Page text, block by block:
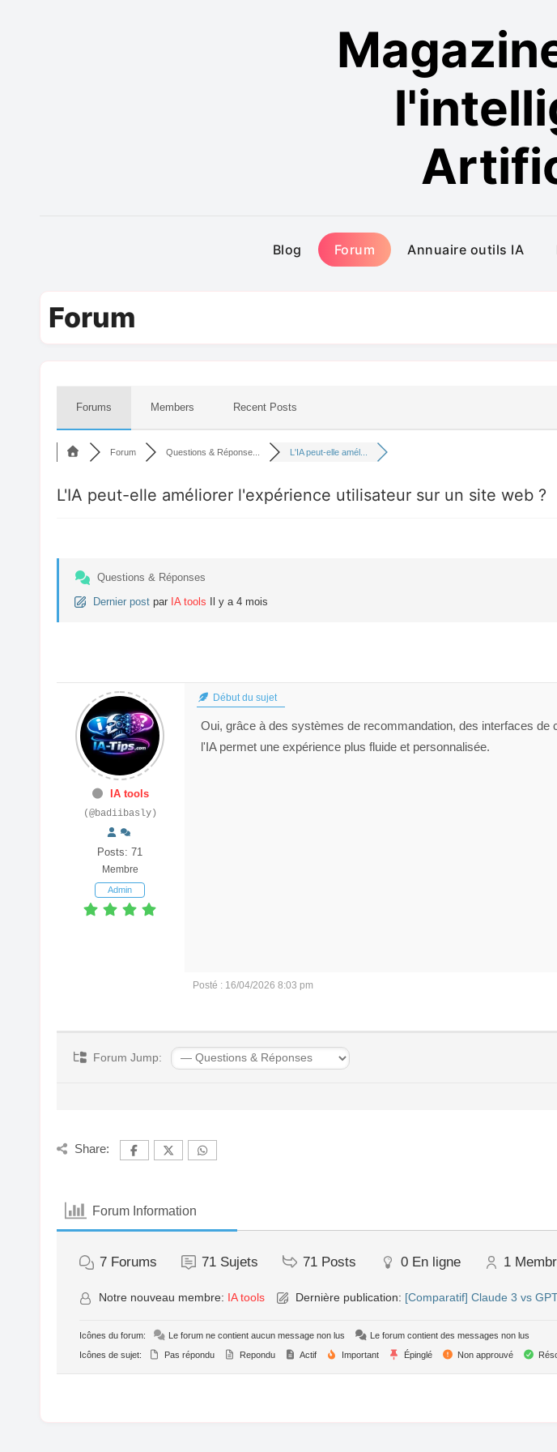
Blog Forum Annuaire outils IA
Forum
Forums Members Recent Posts
Forum Questions & Réponse... L'IA peut-elle amél...
L'IA peut-elle améliorer l'expérience utilisateur sur un site web ?
Questions & Réponses
Dernier post par IA tools Il y a 4 mois
IA tools
(@badiibasly)
Posts: 71
Membre
Admin
Début du sujet
Oui, grâce à des systèmes de recommandation, des interfaces
l'IA permet une expérience plus fluide et personnalisée.
Posté : 16/04/2026 8:03 pm
Forum Jump:
Share:
Forum Information
7 Forums 71 Sujets 71 Posts 0 En ligne 1
Notre nouveau membre: IA tools Dernière publication: [Comparatif] Claude 3 vs
Icônes du forum: Le forum ne contient aucun message non lus
Le forum contient des messages non lus
Icônes de sujet:
Pas répondu Repondu Actif Important Épinglé Non approuvé